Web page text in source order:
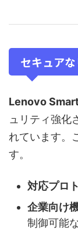
セキュア
Lenovo
ュリティ強化
れています。
す。
対応プロ
企業向け
制御可能